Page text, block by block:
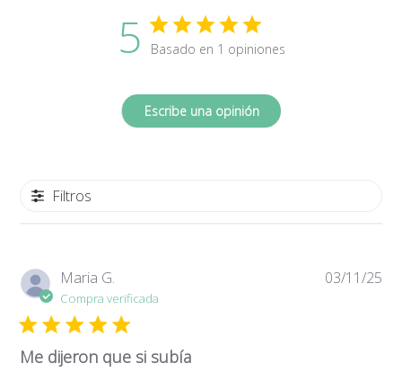
5 Basado en 1 opiniones
Escribe una opinión
Filtros
Maria G.
Compra verificada
Me dijeron que si subía
03/11/25